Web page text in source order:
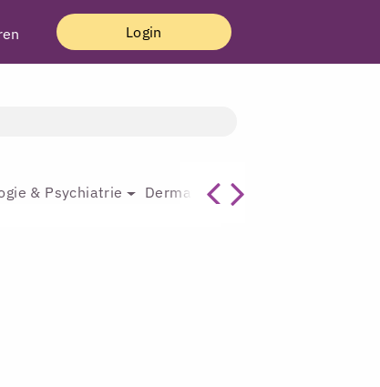
Login
& Psychiatrie Dermatologie & Plastische